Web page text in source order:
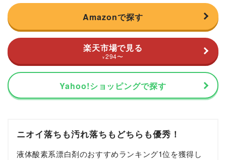
Amazonで探す
楽天市場で見る
¥ 294〜
Yahoo!ショッピングで探す
ニオイ落ちも汚れ落ちもどちらも優秀！
液体酸素系漂白剤のおすすめランキング1位を獲得し